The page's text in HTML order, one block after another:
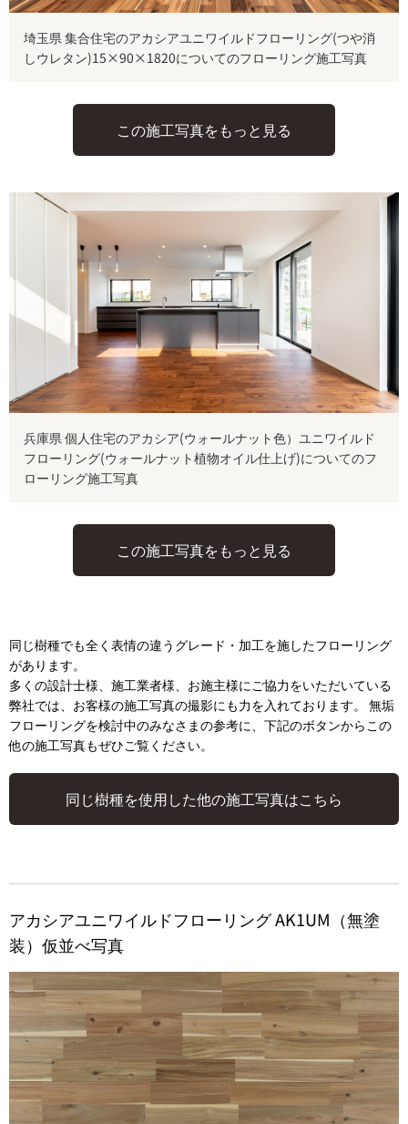
埼玉県 集合住宅のアカシアユニワイルドフローリング(つや消
しウレタン)15×90×1820についてのフローリング施工写真
この施工写真をもっと見る
兵庫県 個人住宅のアカシア(ウォールナット色）ユニワイルド
フローリング(ウォールナット植物オイル仕上げ)についてのフ
ローリング施工写真
この施工写真をもっと見る
同じ樹種でも全く表情の違うグレード・加工を施したフローリング
があります。
多くの設計士様、施工業者様、お施主様にご協力をいただいている
弊社では、お客様の施工写真の撮影にも力を入れております。 無垢
フローリングを検討中のみなさまの参考に、下記のボタンからこの
他の施工写真もぜひご覧ください。
同じ樹種を使用した他の施工写真はこちら
アカシアユニワイルドフローリング AK1UM（無塗
装）仮並べ写真